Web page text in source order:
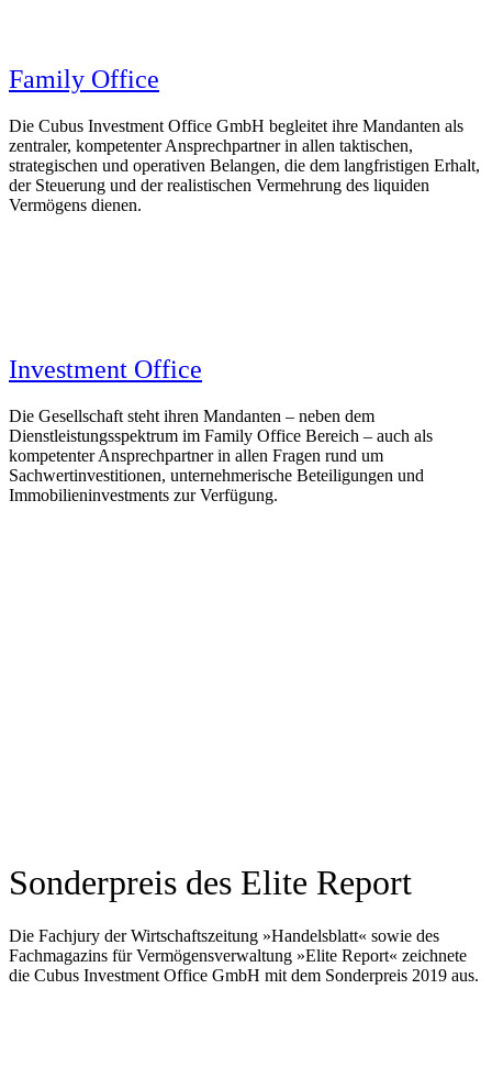
Family Office
Die Cubus Investment Office GmbH begleitet ihre Mandanten als
zentraler, kompetenter Ansprechpartner in allen taktischen,
strategischen und operativen Belangen, die dem langfristigen Erhalt,
der Steuerung und der realistischen Vermehrung des liquiden
Vermögens dienen.
Investment Office
Die Gesellschaft steht ihren Mandanten – neben dem
Dienstleistungsspektrum im Family Office Bereich – auch als
kompetenter Ansprechpartner in allen Fragen rund um
Sachwertinvestitionen, unternehmerische Beteiligungen und
Immobilieninvestments zur Verfügung.
Sonderpreis des Elite Report
Die Fachjury der Wirtschaftszeitung »Handelsblatt« sowie des
Fachmagazins für Vermögensverwaltung »Elite Report« zeichnete
die Cubus Investment Office GmbH mit dem Sonderpreis 2019 aus.